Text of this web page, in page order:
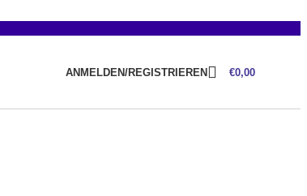
ANMELDEN/REGISTRIEREN €0,00